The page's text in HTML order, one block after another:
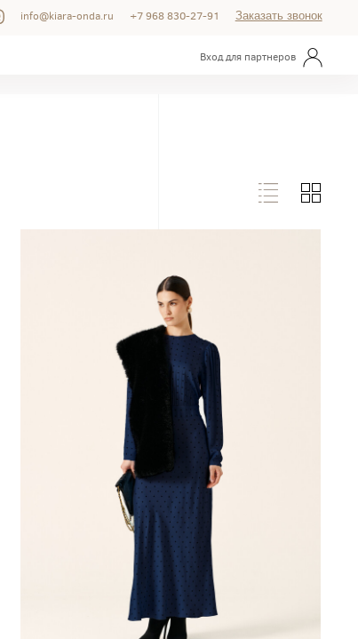
info@kiara-onda.ru +7 968 830-27-91 Заказать звонок
Вход для партнеров
44 46 48 50